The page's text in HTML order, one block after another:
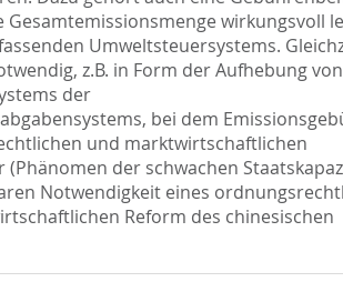
wirkungsvoll
Umweltsteuersystems.
z.B. in Form der Aufhebung von
der
bei dem
und marktwirtschaftlichen
der schwachen
Notwendigkeit eines
Reform des chinesischen